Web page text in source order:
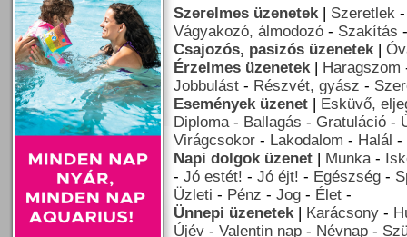
Szerelmes üzenetek| Szeretlek
Vágyakozó, álmodozó - Szakítás
Csajozós, pasizós üzenetek|
Érzelmes üzenetek| Haragszom
Jobbulást - Részvét, gyász -
Események üzenet | Esküvő,
Diploma- Ballagás - Gratuláció -
Virágcsokor - Lakodalom - Halál -
Napi dolgok üzenet | Munka-
- Jó estét! - Jó éjt! - Egészség -
Üzleti - Pénz - Jog - Élet -
Ünnepi üzenetek| Karácsony -
Újév - Valentin nap - Névnap -